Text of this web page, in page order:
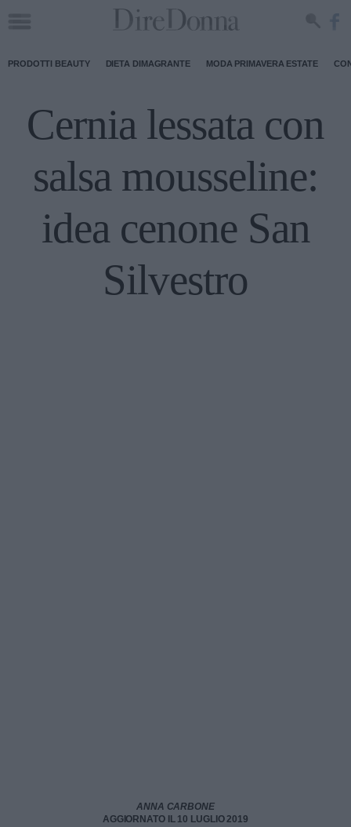
PRODOTTI BEAUTY DIETA DIMAGRANTE MODA PRIMAVERA ESTATE
Cernia lessata con
salsa mousseline:
idea cenone San
Silvestro
ANNA CARBONE
AGGIORNATO IL 10 LUGLIO 2019